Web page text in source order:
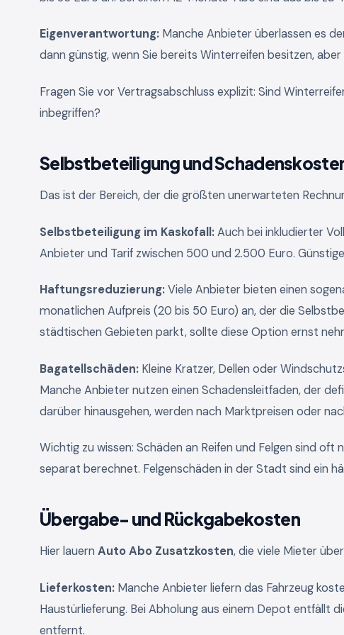
Eigenverantwortung: Manche Anbieter überlassen es
dann günstig, wenn Sie bereits Winterreifen besitzen,
Fragen Sie vor Vertragsabschluss explizit: Sind
inbegriffen?
Selbstbeteiligung und
Das ist der Bereich, der die größten unerwarteten
Selbstbeteiligung im Kaskofall:Auch bei inkludierter
Anbieter und Tarif zwischen 500 und 2.500 Euro.
Haftungsreduzierung:Viele Anbieter bieten einen
monatlichen Aufpreis (20 bis 50 Euro) an, der die
städtischen Gebieten parkt, sollte diese Option ernst
Bagatellschäden: Kleine Kratzer, Dellen oder
Manche Anbieter nutzen einen Schadensleitfaden, der
darüber hinausgehen, werden nach Marktpreisen oder
Wichtig zu wissen: Schäden an Reifen und Felgen sind
separat berechnet. Felgenschäden in der Stadt sind ein
Übergabe- und Rückgabekosten
Hier lauern Auto Abo Zusatzkosten, die viele Mieter
Lieferkosten: Manche Anbieter liefern das Fahrzeug
Haustürlieferung. Bei Abholung aus einem Depot entfällt
entfernt.